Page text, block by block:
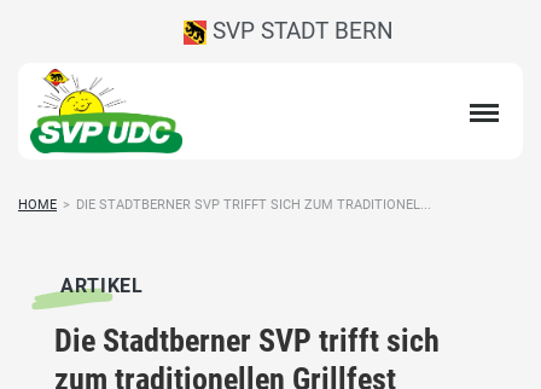
SVP STADT BERN
HOME > DIE STADTBERNER SVP TRIFFT SICH ZUM TRADITIONEL...
ARTIKEL
Die Stadtberner SVP trifft sich
zum traditionellen Grillfest